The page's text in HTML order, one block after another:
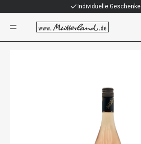
Individuelle Geschenke